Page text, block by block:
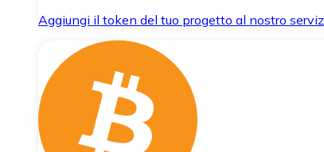
Aggiungi il token del tuo progetto al nostro